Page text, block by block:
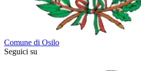
Comune di Osilo
Seguici su